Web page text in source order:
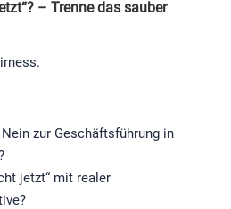
– Trenne das sauber
zur Geschäftsführung in
jetzt“ mit realer